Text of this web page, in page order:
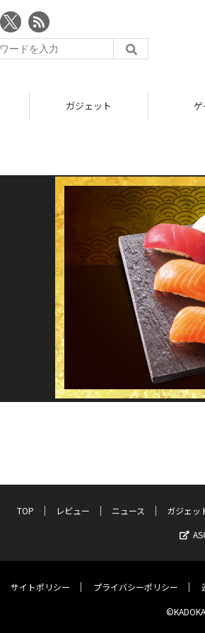
ガジェット ゲ
TOP レビュー ニュース ガジェッ
サイトポリシー プライバシーポリシー